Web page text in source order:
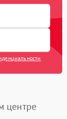
центре